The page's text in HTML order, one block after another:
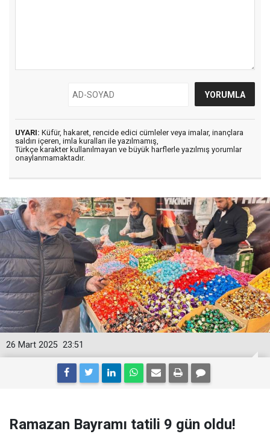
UYARI: Küfür, hakaret, rencide edici cümleler veya imalar, inançlara
saldırı içeren, imla kuralları ile yazılmamış,
Türkçe karakter kullanılmayan ve büyük harflerle yazılmış yorumlar
onaylanmamaktadır.
23:51
26 Mart 2025
Ramazan Bayramı tatili 9 gün oldu!